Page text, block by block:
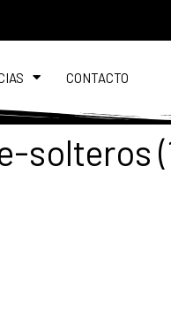
CONTACTO
solteros